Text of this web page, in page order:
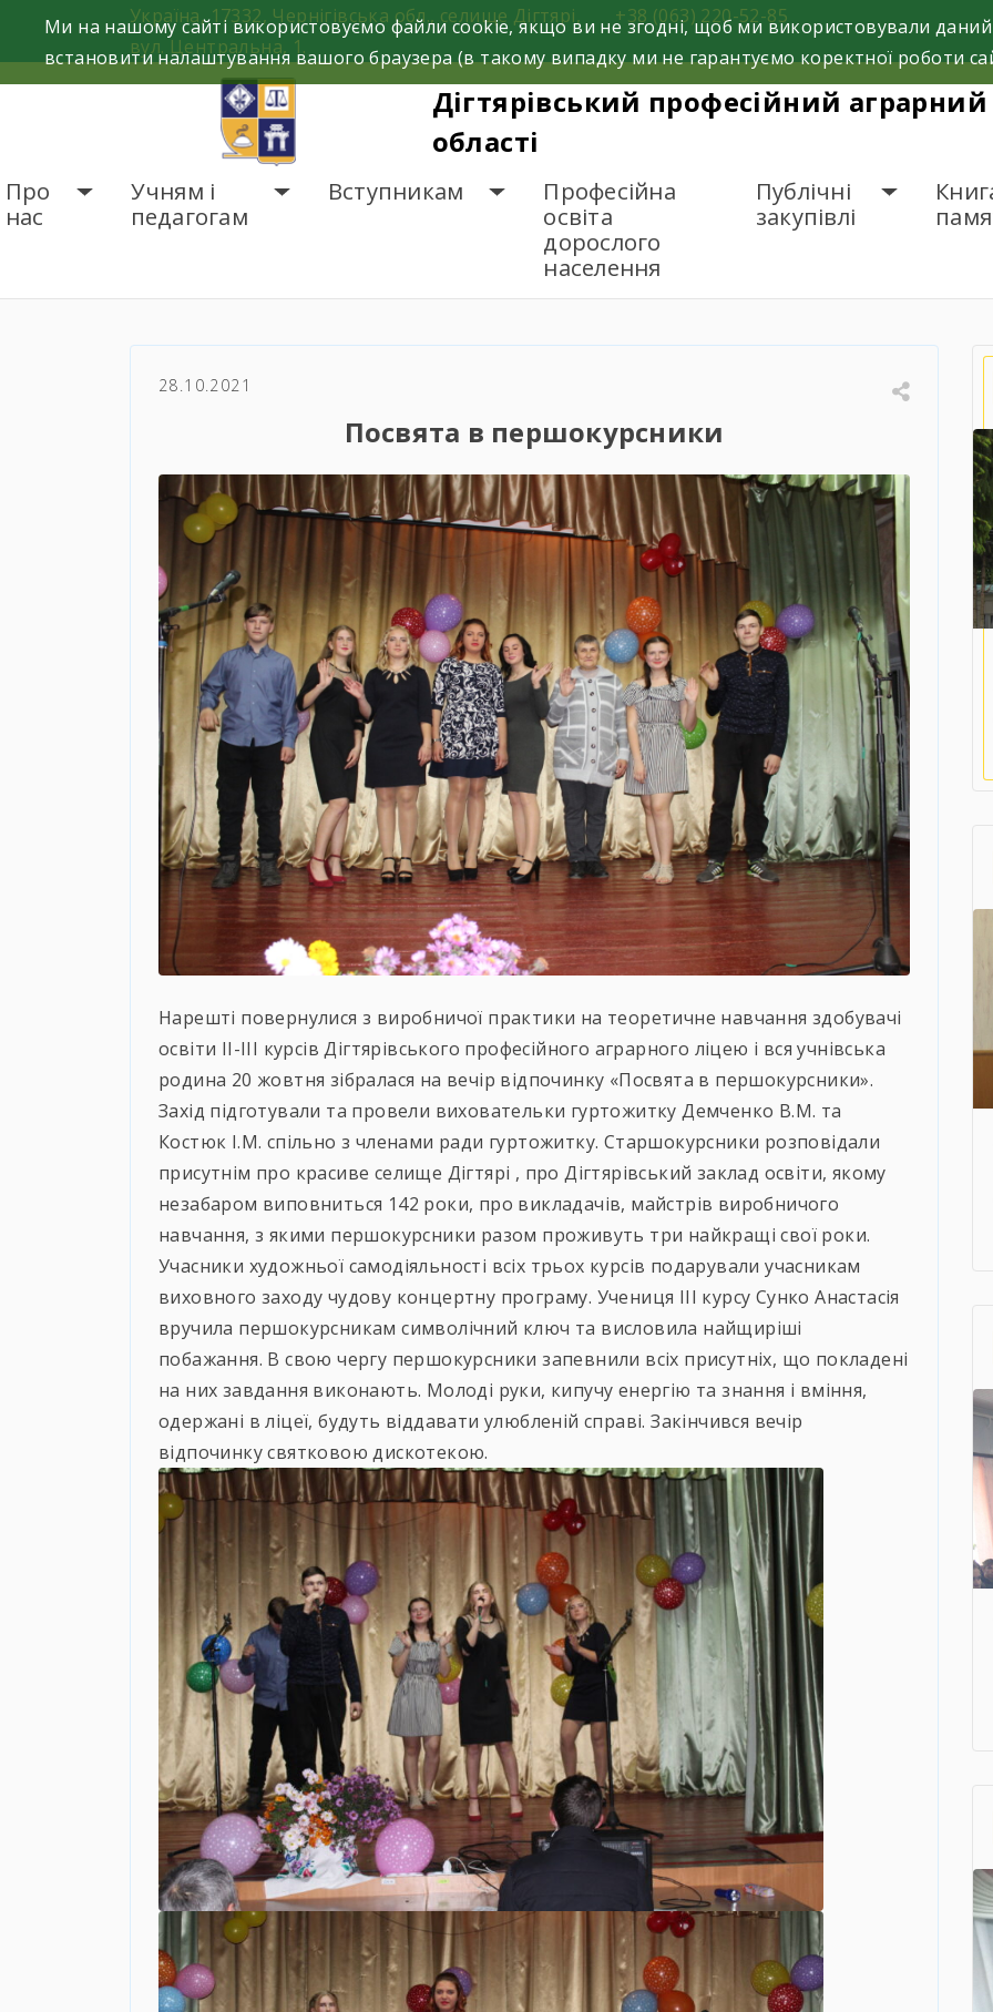
Україна, 17332, Чернігівська обл., селище Дігтярі,
вул. Центральна, 1.
+38 (063) 220-52-85
Дігтярівський професійний аграрний
області
Про
нас
Учням і
педагогам
Вступникам
Професійна
освіта
дорослого
населення
Публічні
закупівлі
Посвята в першокурсники
28.10.2021
Посвята в першокурсники
Нарешті повернулися з виробничої практики на теоретичне навчання здобувачі
освіти ІІ-ІІІ курсів Дігтярівського професійного аграрного ліцею і вся учнівська
родина 20 жовтня зібралася на вечір відпочинку «Посвята в першокурсники».
Захід підготували та провели виховательки гуртожитку Демченко В.М. та
Костюк І.М. спільно з членами ради гуртожитку. Старшокурсники розповідали
присутнім про красиве селище Дігтярі , про Дігтярівський заклад освіти, якому
незабаром виповниться 142 роки, про викладачів, майстрів виробничого
навчання, з якими першокурсники разом проживуть три найкращі свої роки.
Учасники художньої самодіяльності всіх трьох курсів подарували учасникам
виховного заходу чудову концертну програму. Учениця ІІІ курсу Сунко Анастасія
вручила першокурсникам символічний ключ та висловила найщиріші
побажання. В свою чергу першокурсники запевнили всіх присутніх, що покладені
на них завдання виконають. Молоді руки, кипучу енергію та знання і вміння,
одержані в ліцеї, будуть віддавати улюбленій справі. Закінчився вечір
відпочинку святковою дискотекою.
Ми на нашому сайті використовуємо файли cookie, якщо ви не згодні, щоб ми використовували
встановити налаштування вашого браузера (в такому випадку ми не гарантуємо коректної роботи